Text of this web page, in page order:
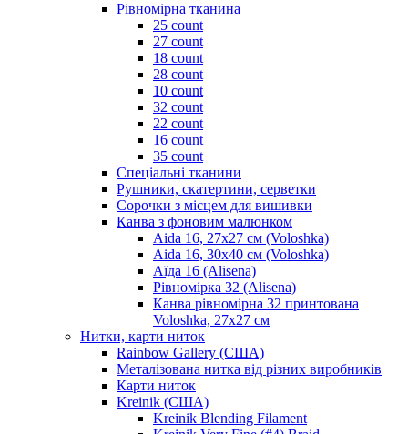
Рівномірна тканина
25 count
27 count
18 count
28 count
10 count
32 count
22 count
16 count
35 count
Спеціальні тканини
Рушники, скатертини, серветки
Сорочки з місцем для вишивки
Канва з фоновим малюнком
Aida 16, 27х27 см (Voloshka)
Aida 16, 30х40 см (Voloshka)
Аїда 16 (Alisena)
Рівномірка 32 (Alisena)
Канва рівномірна 32 принтована
Voloshka, 27х27 см
Нитки, карти ниток
Rainbow Gallery (США)
Металізована нитка від різних виробників
Карти ниток
Kreinik (США)
Kreinik Blending Filament